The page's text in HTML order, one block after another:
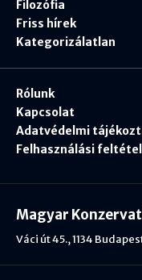
Filozófia
Friss hírek
Kategorizálatlan
Rólunk
Kapcsolat
Adatvédelmi
Felhasználási
Magyar
Váci út 45., 1134